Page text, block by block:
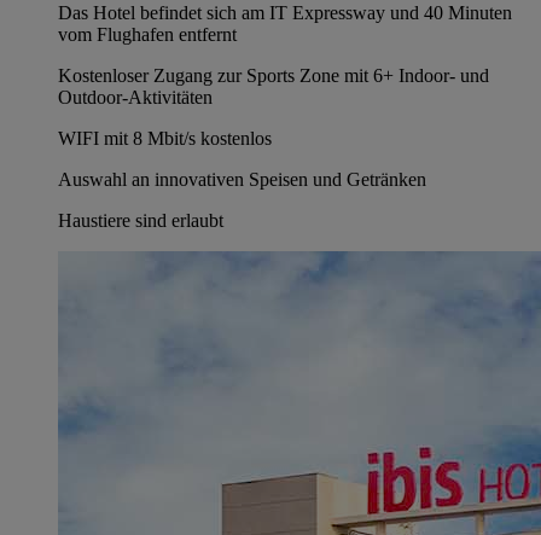
Das Hotel befindet sich am IT Expressway und 40 Minuten
vom Flughafen entfernt
Kostenloser Zugang zur Sports Zone mit 6+ Indoor- und
Outdoor-Aktivitäten
WIFI mit 8 Mbit/s kostenlos
Auswahl an innovativen Speisen und Getränken
Haustiere sind erlaubt